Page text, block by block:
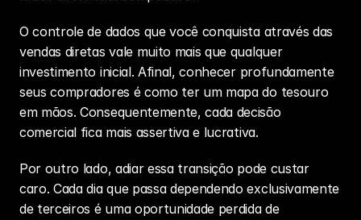
O controle de dados que você conquista através das
vendas diretas vale muito mais que qualquer
investimento inicial. Afinal, conhecer profundamente
seus compradores é como ter um mapa do tesouro
em mãos. Consequentemente, cada decisão
comercial fica mais assertiva e lucrativa.
Por outro lado, adiar essa transição pode custar
caro. Cada dia que passa dependendo exclusivamente
de terceiros é uma oportunidade perdida de